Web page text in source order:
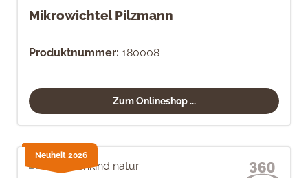
Mikrowichtel Pilzmann
Produktnummer: 180008
Zum Onlineshop ...
Neuheit 2026